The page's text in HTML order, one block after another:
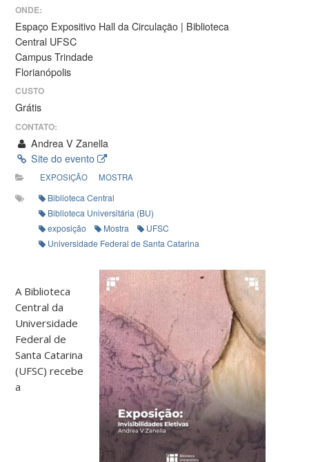
ONDE:
Espaço Expositivo Hall da Circulação | Biblioteca
Central UFSC
Campus Trindade
Florianópolis
CUSTO
Grátis
CONTATO:
Andrea V Zanella
Site do evento
EXPOSIÇÃO MOSTRA
Biblioteca Central
Biblioteca Universitária (BU)
exposição
Mostra
UFSC
Universidade Federal de Santa Catarina
A Biblioteca
Central da
Universidade
Federal de
Santa Catarina
(UFSC) recebe
a